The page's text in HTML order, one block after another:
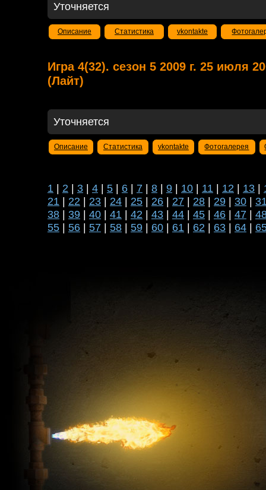
Уточняется
Описание Статистика vkontakte
Игра 4(32). сезон 5 2009 г. 25 июля
(Лайт)
Уточняется
Описание Статистика vkontakte Фотогалерея
1 2 3 4 5 6 7 8 9 10 11 12 13
21
22 23 24 25 26 27 28 29 30
38
39 40 41 42 43 44 45 46 47
55
56 57 58 59 60 61 62 63 64